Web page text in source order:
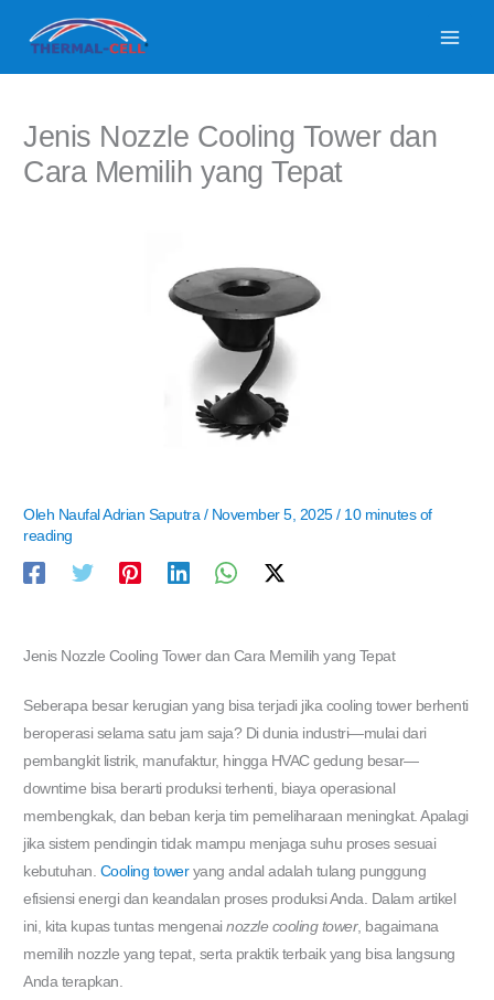
Jenis Nozzle Cooling Tower dan
Cara Memilih yang Tepat
Oleh Naufal Adrian Saputra / November 5, 2025/ 10 minutes of
reading
Jenis Nozzle Cooling Tower dan Cara Memilih yang Tepat
Seberapa besar kerugian yang bisa terjadi jika cooling tower berhenti
beroperasi selama satu jam saja? Di dunia industri—mulai dari
pembangkit listrik, manufaktur, hingga HVAC gedung besar—
downtime bisa berarti produksi terhenti, biaya operasional
membengkak, dan beban kerja tim pemeliharaan meningkat. Apalagi
jika sistem pendingin tidak mampu menjaga suhu proses sesuai
kebutuhan. Cooling toweryang andal adalah tulang punggung
efisiensi energi dan keandalan proses produksi Anda. Dalam artikel
ini, kita kupas tuntas mengenainozzle cooling tower, bagaimana
memilih nozzle yang tepat, serta praktik terbaik yang bisa langsung
Anda terapkan.